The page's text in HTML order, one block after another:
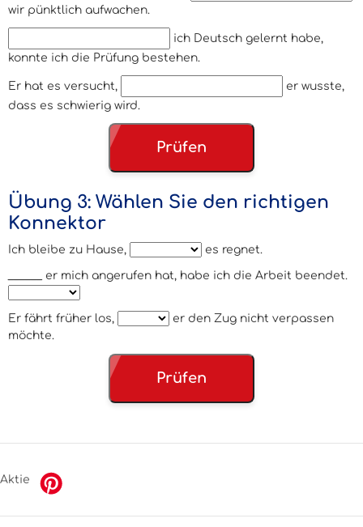
wir pünktlich aufwachen.
ich Deutsch gelernt habe,
konnte ich die Prüfung bestehen.
Er hat es versucht,
er wusste,
dass es schwierig wird.
Prüfen
Übung 3: Wählen Sie den richtigen
Konnektor
Ich bleibe zu Hause, es regnet.
______ er mich angerufen hat, habe ich die Arbeit beendet.
Er fährt früher los,
er den Zug nicht verpassen
möchte.
Prüfen
Aktie